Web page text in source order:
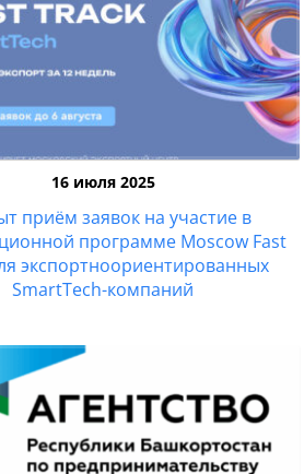
16 июля 2025
приём заявок на участие в
программе Moscow Fast
экспортноориентированных
SmartTech-компаний